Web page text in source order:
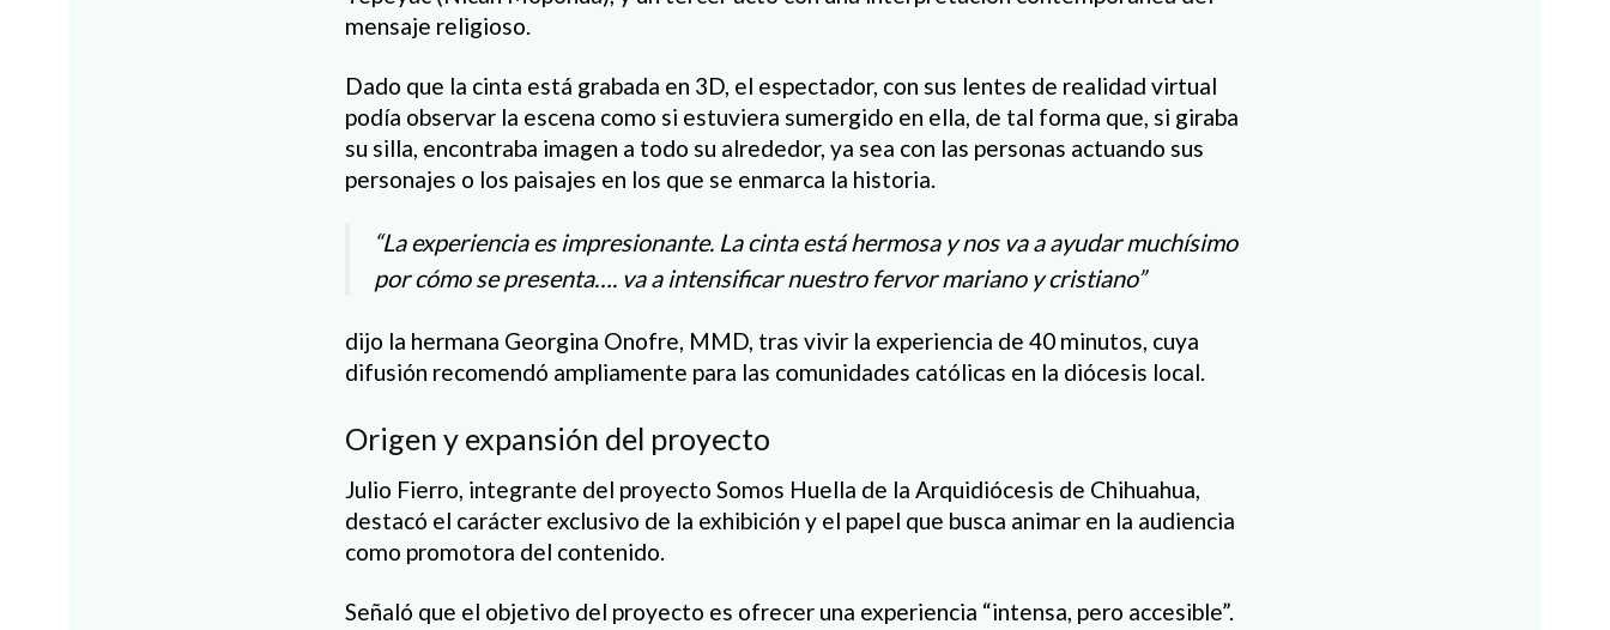
mensaje religioso.
Dado que la cinta está grabada en 3D, el espectador, con sus lentes de realidad virtual
podía observar la escena como si estuviera sumergido en ella, de tal forma que, si giraba
su silla, encontraba imagen a todo su alrededor, ya sea con las personas actuando sus
personajes o los paisajes en los que se enmarca la historia.
“La experiencia es impresionante. La cinta está hermosa y nos va a ayudar muchísimo
por cómo se presenta…. va a intensificar nuestro fervor mariano y cristiano”
dijo la hermana Georgina Onofre, MMD, tras vivir la experiencia de 40 minutos, cuya
difusión recomendó ampliamente para las comunidades católicas en la diócesis local.
Origen y expansión del proyecto
Julio Fierro, integrante del proyecto Somos Huella de la Arquidiócesis de Chihuahua,
destacó el carácter exclusivo de la exhibición y el papel que busca animar en la audiencia
como promotora del contenido.
Señaló que el objetivo del proyecto es ofrecer una experiencia “intensa, pero accesible”.